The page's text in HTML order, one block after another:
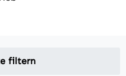
filtern